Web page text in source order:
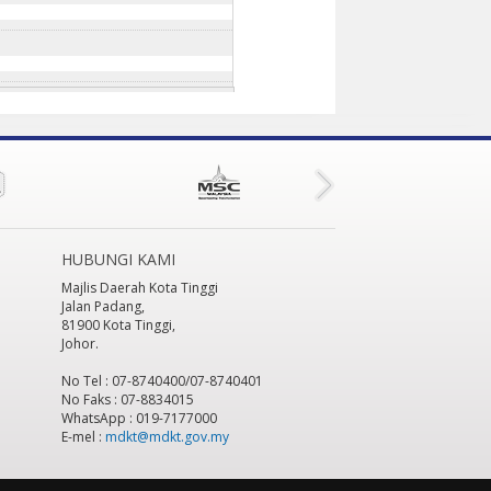
HUBUNGI KAMI
Majlis Daerah Kota Tinggi
Jalan Padang,
81900 Kota Tinggi,
Johor.
No Tel : 07-8740400/07-8740401
No Faks : 07-8834015
WhatsApp : 019-7177000
E-mel : mdkt@mdkt.gov.my